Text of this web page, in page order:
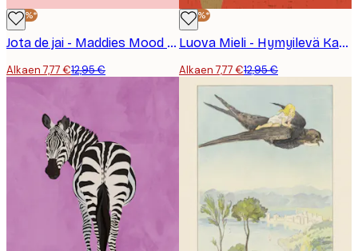
-40%*
Jota de jai - Maddies Mood Juliste
Alkaen 7,77 €12,95 €
-40%*
Luova Mieli - Hymyilevä Kahvipalvelu Juliste
Alkaen 7,77 €12,95 €